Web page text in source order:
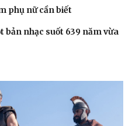
phụ nữ cần biết
bản nhạc suốt 639 năm vừa